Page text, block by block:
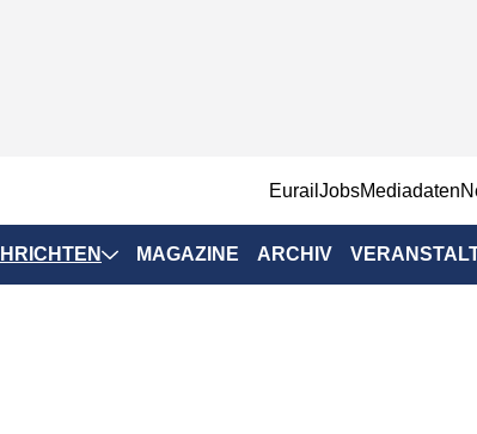
EurailJobsMediadaten
MAGAZINE ARCHIV